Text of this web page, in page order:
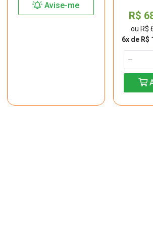
Avise-me
R$
ou R$
6x de R$